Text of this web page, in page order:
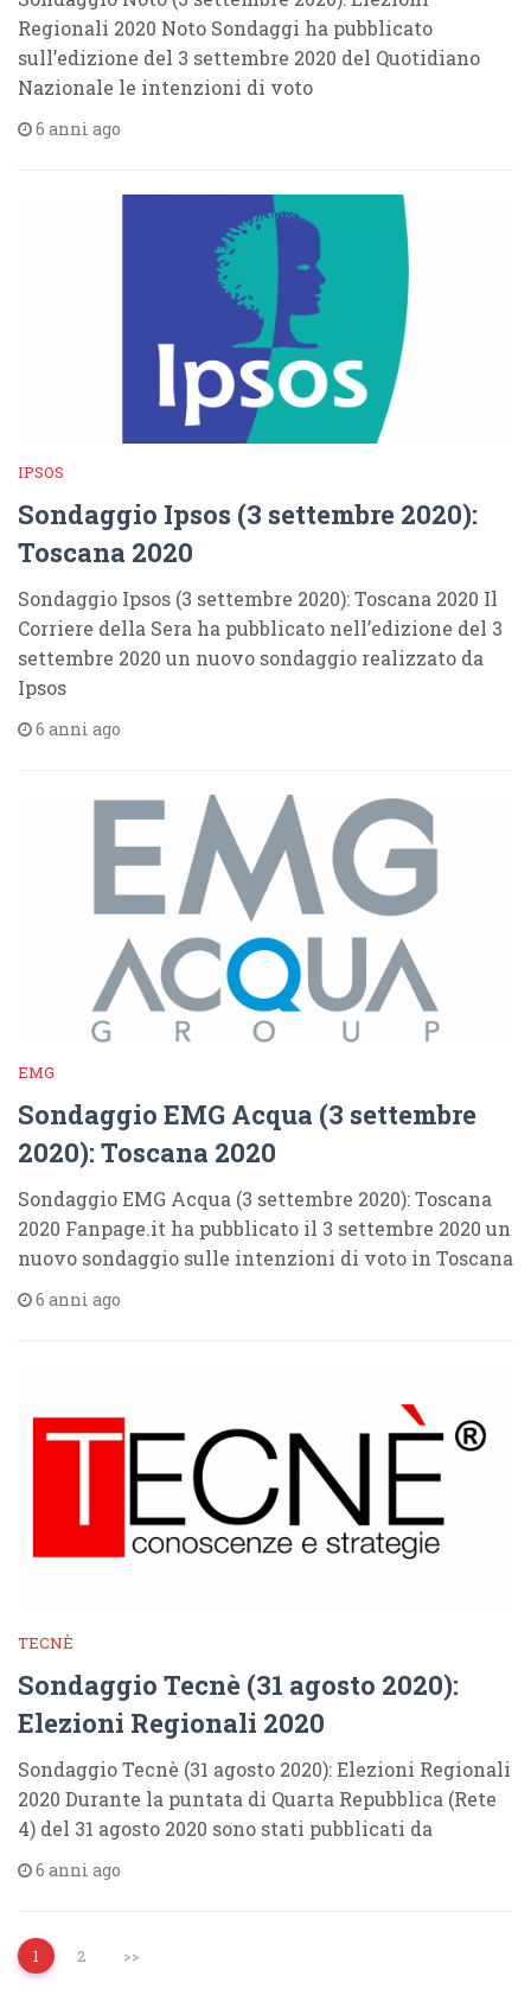
Regionali 2020 Noto Sondaggi ha pubblicato
sull’edizione del 3 settembre 2020 del Quotidiano
Nazionale le intenzioni di voto
6 anni ago
IPSOS
Sondaggio Ipsos (3 settembre 2020):
Toscana 2020
Sondaggio Ipsos (3 settembre 2020): Toscana 2020 Il
Corriere della Sera ha pubblicato nell’edizione del 3
settembre 2020 un nuovo sondaggio realizzato da
Ipsos
6 anni ago
EMG
Sondaggio EMG Acqua (3 settembre
2020): Toscana 2020
Sondaggio EMG Acqua (3 settembre 2020): Toscana
2020 Fanpage.it ha pubblicato il 3 settembre 2020 un
nuovo sondaggio sulle intenzioni di voto in Toscana
6 anni ago
TECNÈ
Sondaggio Tecnè (31 agosto 2020):
Elezioni Regionali 2020
Sondaggio Tecnè (31 agosto 2020): Elezioni Regionali
2020 Durante la puntata di Quarta Repubblica (Rete
4) del 31 agosto 2020 sono stati pubblicati da
6 anni ago
1 2 >>